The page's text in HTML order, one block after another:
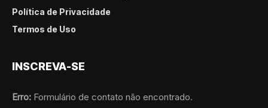
Política de Privacidade
Termos de Uso
INSCREVA-SE
Erro: Formulário de contato não encontrado.